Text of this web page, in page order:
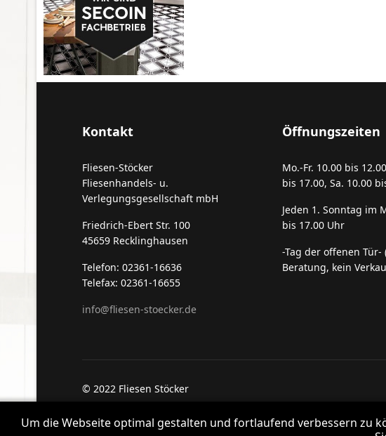
Kontakt
Fliesen-Stöcker
Fliesenhandels- u.
Verlegungsgesellschaft mbH
Friedrich-Ebert Str. 100
45659 Recklinghausen
Telefon: 02361-16636
Telefax: 02361-16655
info@fliesen-stoecker.de
Öffnungszeiten
Mo.-Fr. 10.00 bis
bis 17.00, Sa. 10.00
Jeden 1. Sonntag im
bis 17.00 Uhr
-Tag der offenen Tür-
Beratung, kein
© 2022 Fliesen Stöcker
Um die Webseite optimal gestalten und fortlaufend verbessern zu